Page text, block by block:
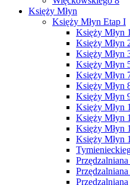
Księży Młyn
Księży Młyn Etap I
Księży Młyn 1
Księży Młyn
Księży Młyn
Księży Młyn
Księży Młyn
Księży Młyn
Księży Młyn
Księży Młyn
Księży Młyn
Księży Młyn
Księży Młyn
Przędzalniana